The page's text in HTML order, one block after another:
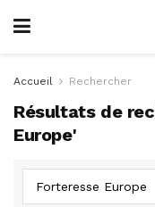
Accueil Rechercher
Résultats de
Europe'